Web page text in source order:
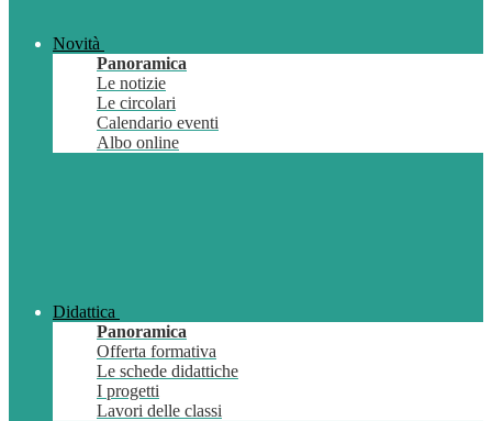
Novità
Panoramica
Le notizie
Le circolari
Calendario eventi
Albo online
Didattica
Panoramica
Offerta formativa
Le schede didattiche
I progetti
Lavori delle classi